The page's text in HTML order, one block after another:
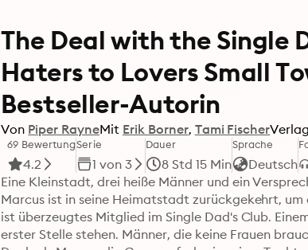
The Deal with the Single
Haters to Lovers Small
Bestseller-Autorin
Von Piper RayneMit Erik Borner Tami Fischer
69 Bewertung
4.2
Serie
1 von 3
Dauer
8 Std 15 Min
Sprache
Deutsch
Eine Kleinstadt, drei heiße Männer und ein
Marcus ist in seine Heimatstadt zurückgekehrt,
ist überzeugtes Mitglied im Single Dad's Club.
erster Stelle stehen. Männer, die keine Frauen